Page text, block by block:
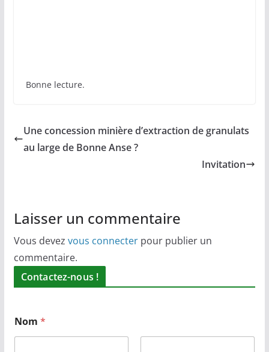
Bonne lecture.
Une concession minière d’extraction de granulats
au large de Bonne Anse ?
Invitation
Laisser un commentaire
Vous devez vous connecterpour publier un
commentaire.
Contactez-nous !
Nom *